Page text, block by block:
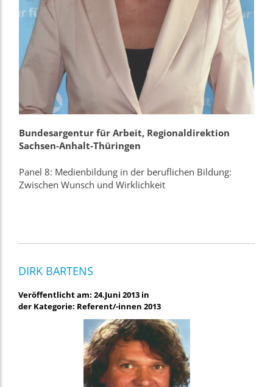
Bundesargentur für Arbeit, Regionaldirektion
Sachsen-Anhalt-Thüringen
Panel 8: Medienbildung in der beruflichen Bildung:
Zwischen Wunsch und Wirklichkeit
DIRK BARTENS
Veröffentlicht am: 24.Juni 2013 in
der Kategorie: Referent/-innen 2013